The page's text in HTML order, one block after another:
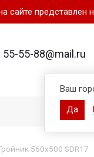
сайте
55-55-88@mail.ru
Ваш
ДаКак
560х500 SDR17